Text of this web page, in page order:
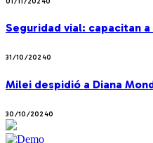
Seguridad vial: capacitan
31/10/20240
Milei despidió a Diana
30/10/20240